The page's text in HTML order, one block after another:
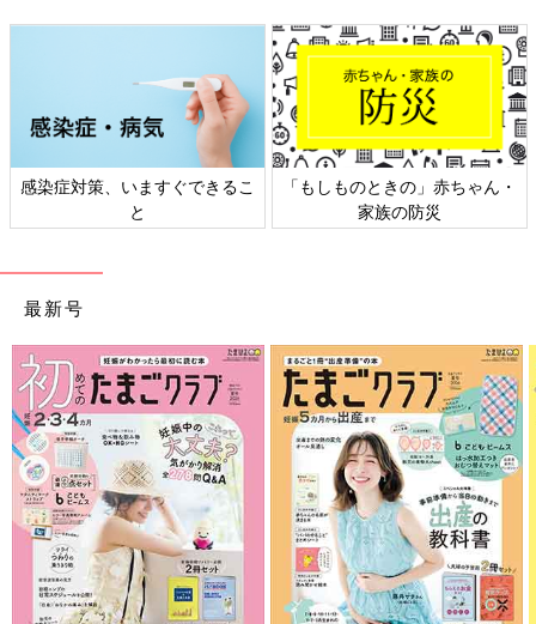
感染症対策、いますぐできるこ
と
「もしものときの」赤ちゃん・
家族の防災
最新号